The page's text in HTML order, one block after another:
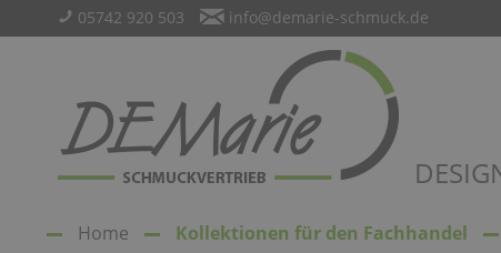
05742 920 503 info@demarie-schmuck.de
Home Kollektionen für den Fachhandel